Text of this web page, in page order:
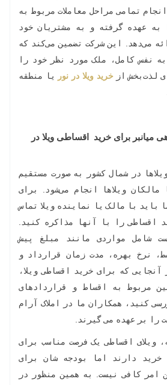
تمامی مراحل معاملات مربوط به
به عهده گرفته و به مشتریان خود
می‌دهد. این شرکت تضمین می‌کند که
نفس کامل، ملک مورد نظر خود را
لذت‌بخش از خرید ویلا در نور
یا منطقه
میانبر برای خرید اقساطی ویلا در
در شمال کشور به صورت مستقیم
مالکان ویلاها انجام می‌شود. برای
باید با مالک یا نماینده ویلا تماس
اقساطی را با آنها مذاکره کنید.
شامل مواردی مانند مبلغ پیش
نرخ بهره، مدت زمان قرارداد و
که برای خرید اقساطی ویلا،
مربوط به اقساط و قراردادهای
کنید، همکاران ما در املاک آرام
را بر عهده می گیرند.
ویلای اقساطی یک فرصت مناسب برای
خرید دارند اما بودجه شان برای
امر کافی نیست. به همین منظور در